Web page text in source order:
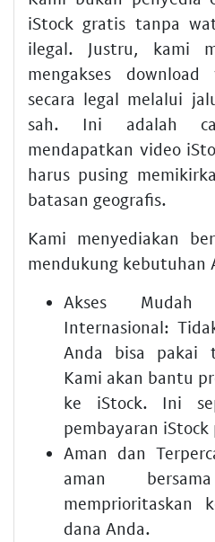
iStock gratis tanpa
ilegal. Justru, kami
mengakses
secara legal melalui
sah. Ini adalah
mendapatkan video
harus pusing
batasan geografis.
Kami menyediakan
mendukung kebutuhan
Akses Mudah
Internasional:
Anda bisa pakai
Kami akan bantu
ke iStock. Ini
pembayaran
Aman dan
aman
memprioritaskan
dana Anda.